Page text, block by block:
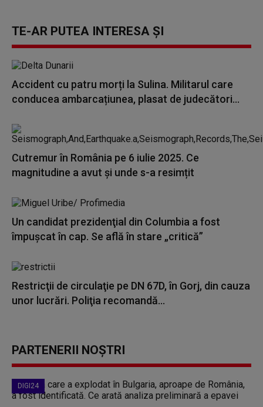
TE-AR PUTEA INTERESA ȘI
Accident cu patru morți la Sulina. Militarul care
conducea ambarcațiunea, plasat de judecători...
Cutremur în România pe 6 iulie 2025. Ce
magnitudine a avut și unde s-a resimțit
Un candidat prezidenţial din Columbia a fost
împușcat în cap. Se află în stare „critică”
Restricţii de circulaţie pe DN 67D, în Gorj, din cauza
unor lucrări. Poliţia recomandă...
PARTENERII NOȘTRI
DIGI24